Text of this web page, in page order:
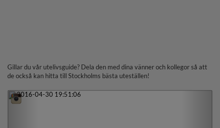
Gillar du vår utelivsguide? Dela den med dina vänner och kollegor så att
de också kan hitta till Stockholms bästa uteställen!
Previous